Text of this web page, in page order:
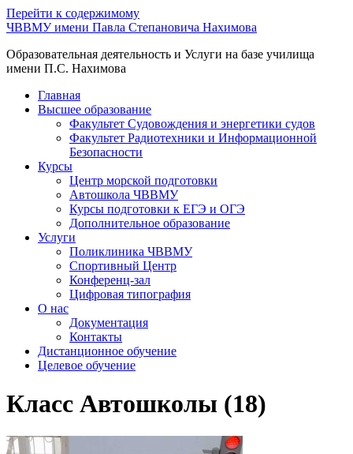
Перейти к содержимому
ЧВВМУ имени Павла Степановича Нахимова
Образовательная деятельность и Услуги на базе училища
имени П.С. Нахимова
Главная
Высшее образование
Факультет Судовождения и энергетики судов
Факультет Радиотехники и Информационной
Безопасности
Курсы
Центр морской подготовки
Автошкола ЧВВМУ
Курсы подготовки к ЕГЭ и ОГЭ
Дополнительное образование
Услуги
Поликлиника ЧВВМУ
Спортивный Центр
Конференц-зал
Цифровая типография
О нас
Документация
Контакты
Дистанционное обучение
Целевое обучение
Класс Автошколы (18)